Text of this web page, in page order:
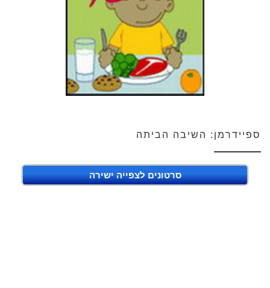
ספיידרמן: השיבה הביתה
סרטונים לצפייה ישירה